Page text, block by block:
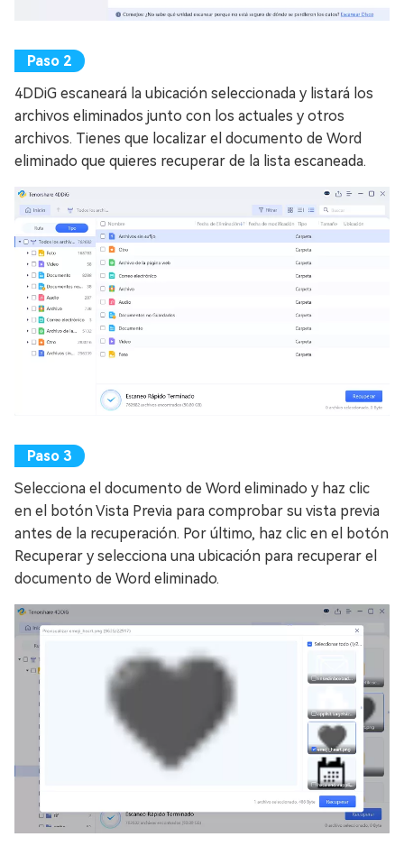
4DDiG escaneará la ubicación seleccionada y listará los
archivos eliminados junto con los actuales y otros
archivos. Tienes que localizar el documento de Word
eliminado que quieres recuperar de la lista escaneada.
Selecciona el documento de Word eliminado y haz clic
en el botón Vista Previa para comprobar su vista previa
antes de la recuperación. Por último, haz clic en el botón
Recuperar y selecciona una ubicación para recuperar el
documento de Word eliminado.